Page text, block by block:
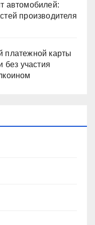
автомобилей:
производителя
платежной карты
без участия